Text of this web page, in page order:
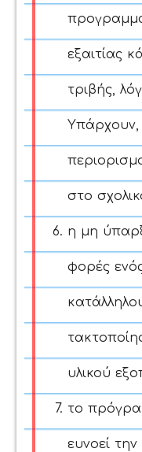
εξαιτίας
τριβής,
Υπάρχουν,
στο
η μη
φορές
υλικού
το
ευνοεί την